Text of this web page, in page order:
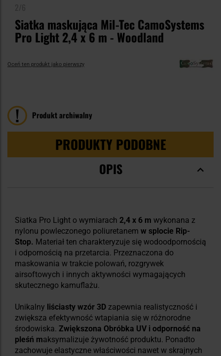
Siatka maskująca Mil-Tec CamoSystems
Pro Light 2,4 x 6 m - Woodland
Oceń ten produkt jako pierwszy
Produkt archiwalny
PRODUKTY PODOBNE
OPIS
Siatka Pro Light o wymiarach 2,4 x 6 m wykonana z
nylonu powleczonego poliuretanem w splocie Rip-
Stop. Materiał ten charakteryzuje się wodoodpornością
i odpornością na przetarcia. Przeznaczona do
maskowania w trakcie polowań, rozgrywek
airsoftowych i innych aktywności wymagających
skutecznego kamuflażu.
Unikalny liściasty wzór 3D zapewnia realistyczność i
zwiększa efektywność wtapiania się w różnorodne
środowiska. Zwiększona Obróbka UV i odporność na
pleśń maksymalizuje żywotność produktu. Ponadto
zachowuje elastyczne właściwości nawet w skrajnych